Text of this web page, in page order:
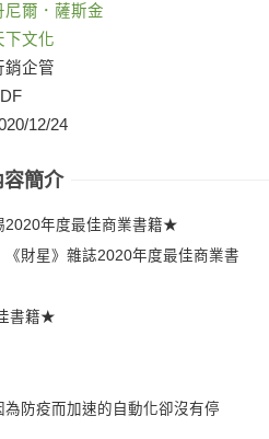
尼爾．薩斯金
下文化
銷企管
12/24
容簡介
年度最佳商業書籍★
財星》雜誌2020年度最佳商業書
書籍★
防疫而加速的自動化卻沒有停